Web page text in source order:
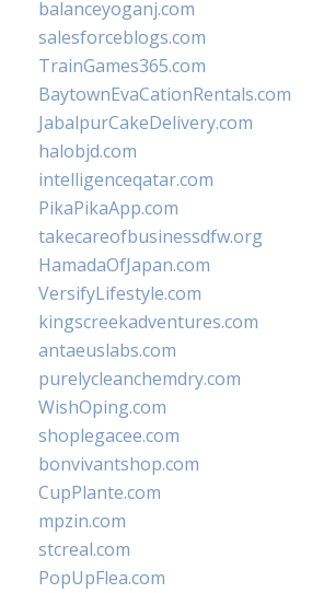
balanceyoganj.com
salesforceblogs.com
TrainGames365.com
BaytownEvaCationRentals.com
JabalpurCakeDelivery.com
halobjd.com
intelligenceqatar.com
PikaPikaApp.com
takecareofbusinessdfw.org
HamadaOfJapan.com
VersifyLifestyle.com
kingscreekadventures.com
antaeuslabs.com
purelycleanchemdry.com
WishOping.com
shoplegacee.com
bonvivantshop.com
CupPlante.com
mpzin.com
stcreal.com
PopUpFlea.com